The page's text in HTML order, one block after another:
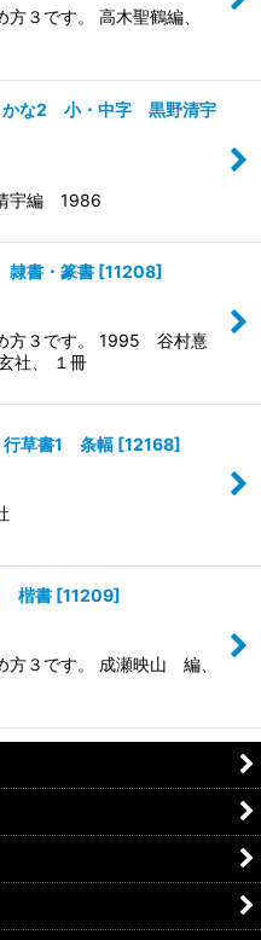
３です。 高木聖鶴編、
な2 小・中字 黒野清宇
宇編 1986
隷書・篆書 [11208]
方３です。 1995 谷村憙
社、 １冊
草書1 条幅 [12168]
楷書 [11209]
方３です。 成瀬映山 編、